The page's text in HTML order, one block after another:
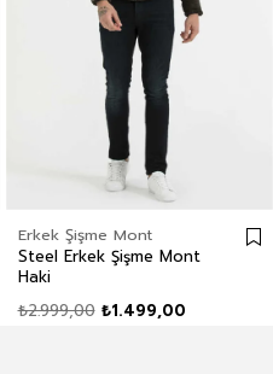
Erkek Şişme Mont
Steel Erkek Şişme Mont
Haki
₺1.499,00
₺2.999,00